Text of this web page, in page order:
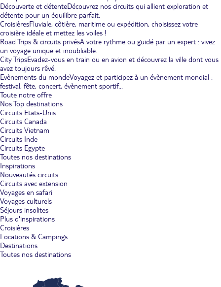
Découverte et détenteDécouvrez nos circuits qui allient exploration et
détente pour un équilibre parfait.
CroisièresFluviale, côtière, maritime ou expédition, choisissez votre
croisière idéale et mettez les voiles !
Road Trips & circuits privésA votre rythme ou guidé par un expert : vivez
un voyage unique et inoubliable.
City TripsEvadez-vous en train ou en avion et découvrez la ville dont vous
avez toujours rêvé.
Evènements du mondeVoyagez et participez à un évènement mondial :
festival, fête, concert, évènement sportif...
Toute notre offre
Nos Top destinations
Circuits Etats-Unis
Circuits Canada
Circuits Vietnam
Circuits Inde
Circuits Egypte
Toutes nos destinations
Inspirations
Nouveautés circuits
Circuits avec extension
Voyages en safari
Voyages culturels
Séjours insolites
Plus d'inspirations
Croisières
Locations & Campings
Destinations
Toutes nos destinations